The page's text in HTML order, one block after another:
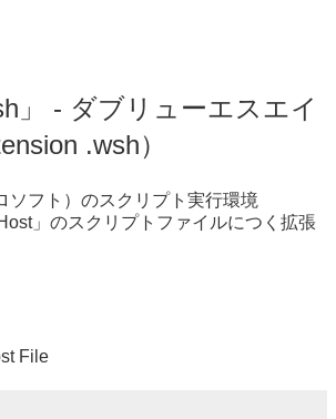
」 - ダブリューエスエイ
.wsh）
ソフト）のスクリプト実行環境
」のスクリプトファイルにつく拡張
File